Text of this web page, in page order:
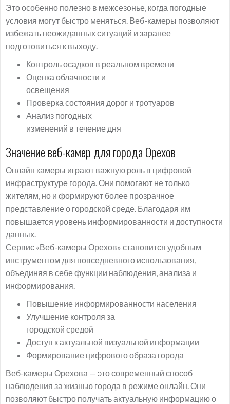
Это особенно полезно в межсезонье, когда погодные
условия могут быстро меняться. Веб-камеры позволяют
избежать неожиданных ситуаций и заранее
подготовиться к выходу.
Контроль осадков в реальном времени
Оценка облачности и
освещения
Проверка состояния дорог и тротуаров
Анализ погодных
изменений в течение дня
Значение веб-камер для города Орехов
Онлайн камеры играют важную роль в цифровой
инфраструктуре города. Они помогают не только
жителям, но и формируют более прозрачное
представление о городской среде. Благодаря им
повышается уровень информированности и доступности
данных.
Сервис «Веб-камеры Орехов» становится удобным
инструментом для повседневного использования,
объединяя в себе функции наблюдения, анализа и
информирования.
Повышение информированности населения
Улучшение контроля за
городской средой
Доступ к актуальной визуальной информации
Формирование цифрового образа города
Веб-камеры Орехова — это современный способ
наблюдения за жизнью города в режиме онлайн. Они
позволяют быстро получать актуальную информацию о